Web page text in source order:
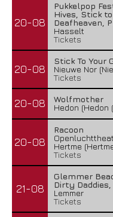
20-08
Pukkelpop
Hives, Stick
Deafheaven,
Hasselt
Tickets
20-08
Stick To Your
Nieuwe Nor
Tickets
20-08
Wolfmother
Hedon (Hedon
20-08
Racoon
Hertme
Tickets
21-08
Glemmer
Dirty Daddies,
Lemmer
Tickets